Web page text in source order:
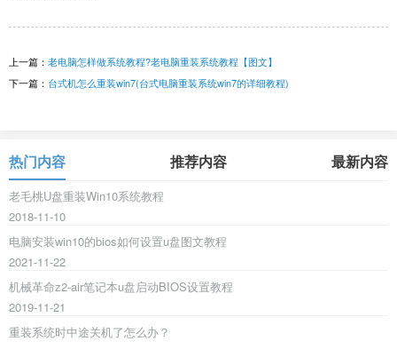
上一篇： 老电脑怎样做系统教程?老电脑重装系统教程【图文】
下一篇： 台式机怎么重装win7(台式电脑重装系统win7的详细教程)
热门内容 推荐内容 最新内容
老毛桃U盘重装Win10系统教程
2018-11-10
电脑安装win10的bios如何设置u盘图文教程
2021-11-22
机械革命z2-air笔记本u盘启动BIOS设置教程
2019-11-21
重装系统时中途关机了怎么办？